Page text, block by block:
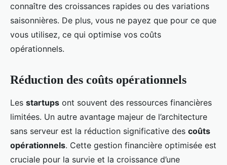
connaître des croissances rapides ou des variations
saisonnières. De plus, vous ne payez que pour ce que
vous utilisez, ce qui optimise vos coûts
opérationnels.
Réduction des coûts opérationnels
Les startups ont souvent des ressources financières
limitées. Un autre avantage majeur de l’architecture
sans serveur est la réduction significative des coûts
opérationnels. Cette gestion financière optimisée est
cruciale pour la survie et la croissance d’une